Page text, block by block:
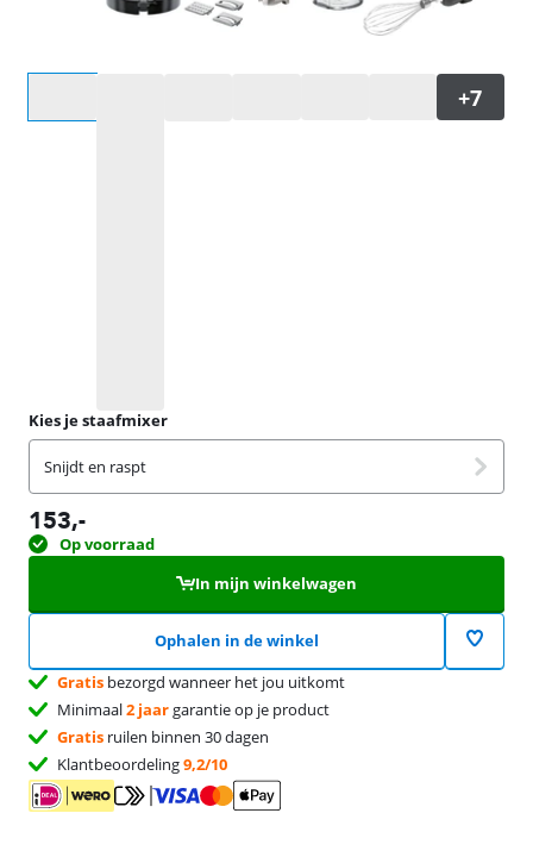
Kies je staafmixer
Snijdt en raspt
153,-
Op voorraad
In mijn winkelwagen
Ophalen in de winkel
Gratis bezorgd wanneer het jou uitkomt
Minimaal2 jaargarantie op je product
Gratis ruilen binnen 30 dagen
Klantbeoordeling9,2/10